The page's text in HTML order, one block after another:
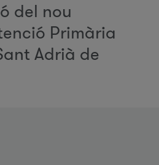
del nou
Primària
Adrià de